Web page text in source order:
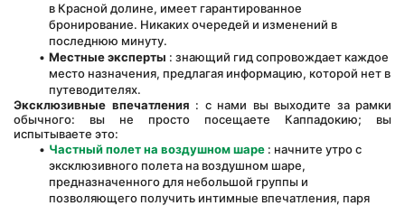
в Красной долине, имеет гарантированное
бронирование. Никаких очередей и изменений в
последнюю минуту.
Местные эксперты : знающий гид сопровождает каждое
место назначения, предлагая информацию, которой нет в
путеводителях.
Эксклюзивные впечатления : с нами вы выходите за рамки
обычного: вы не просто посещаете Каппадокию; вы
испытываете это:
Частный полет на воздушном шаре : начните утро с
эксклюзивного полета на воздушном шаре,
предназначенного для небольшой группы и
позволяющего получить интимные впечатления, паря